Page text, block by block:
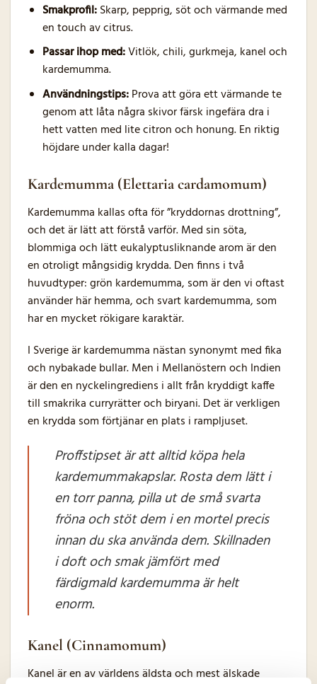
Smakprofil:Skarp, pepprig, söt och värmande med
en touch av citrus.
Passar ihop med:Vitlök, chili, gurkmeja, kanel och
kardemumma.
Användningstips:Prova att göra ett värmande te
genom att låta några skivor färsk ingefära dra i
hett vatten med lite citron och honung. En riktig
höjdare under kalla dagar!
Kardemumma (Elettaria cardamomum)
Kardemumma kallas ofta för ”kryddornas drottning”,
och det är lätt att förstå varför. Med sin söta,
blommiga och lätt eukalyptusliknande arom är den
en otroligt mångsidig krydda. Den finns i två
huvudtyper: grön kardemumma, som är den vi oftast
använder här hemma, och svart kardemumma, som
har en mycket rökigare karaktär.
I Sverige är kardemumma nästan synonymt med fika
och nybakade bullar. Men i Mellanöstern och Indien
är den en nyckelingrediens i allt från kryddigt kaffe
till smakrika curryrätter och biryani. Det är verkligen
en krydda som förtjänar en plats i rampljuset.
Proffstipset är att alltid köpa hela
kardemummakapslar. Rosta dem lätt i
en torr panna, pilla ut de små svarta
fröna och stöt dem i en mortel precis
innan du ska använda dem. Skillnaden
i doft och smak jämfört med
färdigmald kardemumma är helt
enorm.
Kanel (Cinnamomum)
Kanel är en av världens äldsta och mest älskade